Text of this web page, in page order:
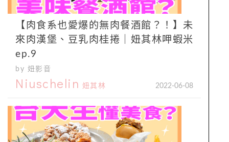
【肉食系也愛爆的無肉餐酒館？！】未
來肉漢堡、豆乳肉桂捲｜妞其林呷蝦米
ep.9
by 妞影音
Niuschelin 妞其林 2022-06-08